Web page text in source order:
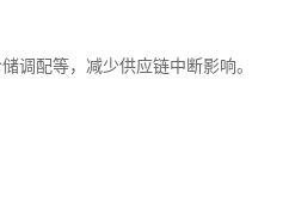
调配等，减少供应链中断影响。